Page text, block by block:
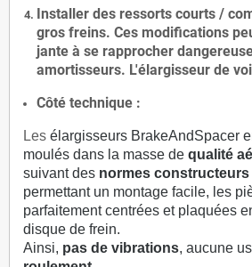
Installer des ressorts courts /
gros freins. Ces modifications
jante à se rapprocher
amortisseurs. L'élargisseur de
Côté technique :
Les élargisseurs BrakeAndSpacer
moulés dans la masse de qualité
suivant des normes constructeurs
permettant un montage facile, les
parfaitement centrées et plaquées
disque de frein.
Ainsi, pas de vibrations, aucune